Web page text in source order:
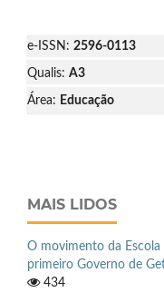
e-ISSN: 2596-0113
Qualis: A3
Área: Educação
MAIS LIDOS
O movimento da
primeiro Governo de
434